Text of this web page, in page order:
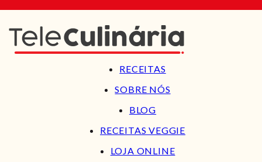
RECEITAS
SOBRE NÓS
BLOG
RECEITAS VEGGIE
LOJA ONLINE